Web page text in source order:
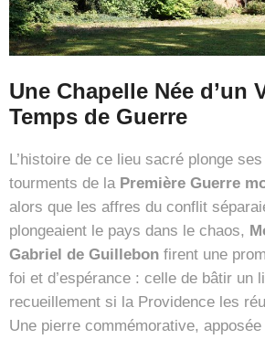
Une Chapelle Née d’un
Temps de Guerre
L’histoire de ce lieu sacré plonge
tourments de la Première Guerre
alors que les affres du conflit
plongeaient le pays dans le chaos,
Gabriel de Guillebon firent une
foi et d’espérance : celle de bâtir un
recueillement si la Providence les
Une pierre commémorative,